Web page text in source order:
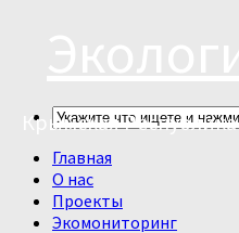
Главная
О нас
Проекты
Экомониторинг
Крымская